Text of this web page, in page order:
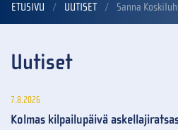
ETUSIVU UUTISET Sanna
Uutiset
7.8.2026
Kolmas kilpailupäivä